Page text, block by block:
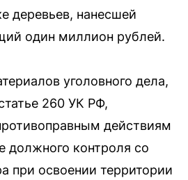
деревьев, нанесшей
один миллион рублей.
уголовного дела,
260 УК РФ,
действиям
должного контроля со
при освоении территории